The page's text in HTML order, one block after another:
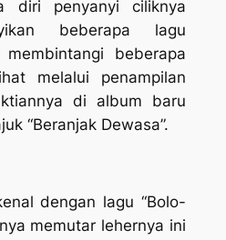
diri penyanyi ciliknya
beberapa lagu
beberapa
melalui penampilan
di album baru
“Beranjak Dewasa”.
dengan lagu “Bolo-
memutar lehernya ini